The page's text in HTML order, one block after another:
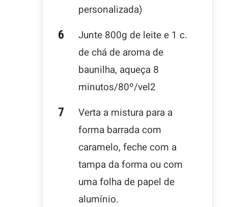
personalizada)
Junte 800g de leite e 1 c.
de chá de aroma de
baunilha, aqueça 8
minutos/80º/vel2
Verta a mistura para a
forma barrada com
caramelo, feche com a
tampa da forma ou com
uma folha de papel de
alumínio.